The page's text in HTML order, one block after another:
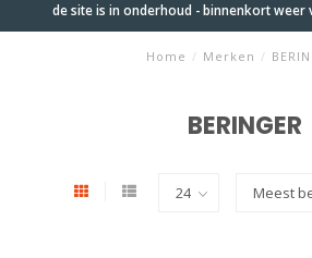
de site is in onderhoud - binnenkort weer
Home / Merken /
BERINGER